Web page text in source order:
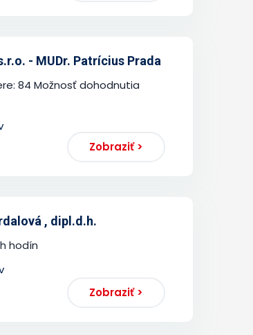
- MUDr. Patrícius Prada
84 Možnosť dohodnutia
Zobraziť >
, dipl.d.h.
hodín
Zobraziť >